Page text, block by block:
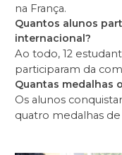
na França.
Quantos alunos
internacional?
Ao todo, 12
participaram da
Quantas medalhas
Os alunos
quatro medalhas